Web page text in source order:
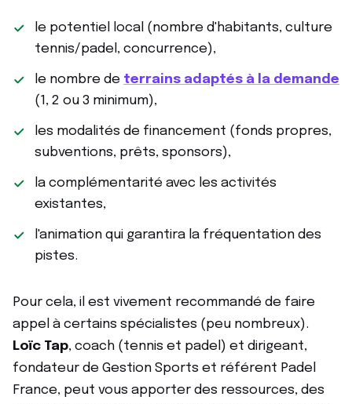
le potentiel local (nombre d'habitants, culture
tennis/padel, concurrence),
le nombre de terrains adaptés à la demande
(1, 2 ou 3 minimum),
les modalités de financement (fonds propres,
subventions, prêts, sponsors),
la complémentarité avec les activités
existantes,
l'animation qui garantira la fréquentation des
pistes.
Pour cela, il est vivement recommandé de faire
appel à certains spécialistes (peu nombreux).
Loïc Tap, coach (tennis et padel) et dirigeant,
fondateur de Gestion Sports et référent Padel
France, peut vous apporter des ressources, des